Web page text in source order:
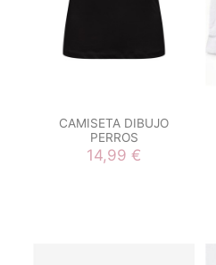
CAMISETA DIBUJO
PERROS
14,99 €